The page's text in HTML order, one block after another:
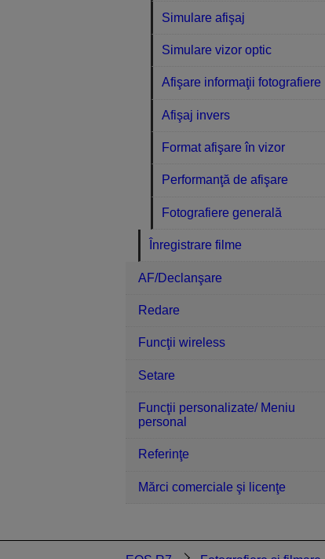
Simulare afişaj
Simulare vizor optic
Afişare informaţii fotografiere
Afişaj invers
Format afişare în vizor
Performanţă de afişare
Fotografiere generală
Înregistrare filme
AF/Declanşare
Redare
Funcţii wireless
Setare
Funcţii personalizate/ Meniu
personal
Referinţe
Mărci comerciale şi licenţe